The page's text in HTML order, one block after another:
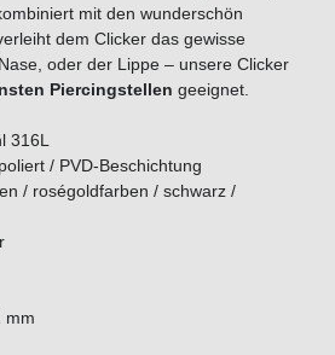
mit den wunderschön
dem Clicker das gewisse
oder der Lippe – unsere Clicker
Piercingstellen geeignet.
316L
/ PVD-Beschichtung
/ roségoldfarben / schwarz /
mm